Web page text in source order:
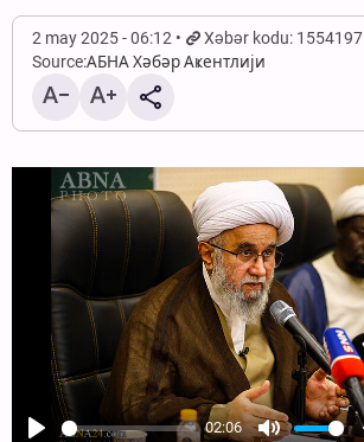
2 may 2025 - 06:12
Xəbər kodu: 1554197
Source:АБНА Хәбәр Аҝентлији
02:06